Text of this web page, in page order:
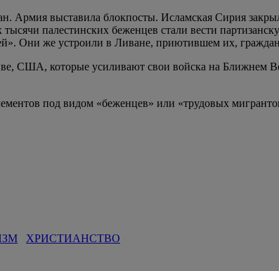
Армия выставила блокпосты. Исламская Сирия
палестинских беженцев стали вести
Они же устроили в Ливане, приютившем их,
США, которые усиливают свои войска на Ближнем
под видом «беженцев» или «трудовых
ХРИСТИАНСТВО